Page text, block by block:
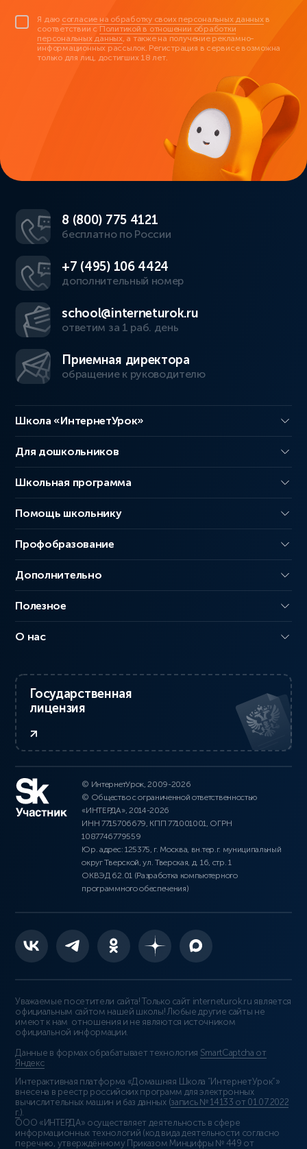
Я даю согласие на обработку своих персональных данныхв
соответствии с Политикой в отношении обработки
персональных данных, а также на получение рекламно-
информационных рассылок. Регистрация в сервисе возможна
только для лиц, достигших 18 лет.
8 (800) 775 4121
бесплатно по России
+7 (495) 106 4424
дополнительный номер
school@interneturok.ru
ответим за 1 раб. день
Приемная директора
обращение к руководителю
Школа «ИнтернетУрок»
Для дошкольников
Школьная программа
Помощь школьнику
Профобразование
Дополнительно
Полезное
О нас
Государственная
лицензия
© ИнтернетУрок, 2009-2026
© Общество с ограниченной ответственностью
«ИНТЕРДА», 2014-2026
ИНН 7715706679, КПП 771001001, ОГРН
1087746779559
Юр. адрес: 125375, г. Москва, вн.тер.г. муниципальный
округ Тверской, ул. Тверская, д. 16, стр. 1
ОКВЭД 62.01 (Разработка компьютерного
программного обеспечения)
Уважаемые посетители сайта! Только сайт interneturok.ru является
официальным сайтом нашей школы! Любые другие сайты не
имеют к нам отношения и не являются источником
официальной информации.
Данные в формах обрабатывает технология SmartCaptcha от
Яндекс
Интерактивная платформа «Домашняя Школа “ИнтернетУрок”»
внесена в реестр российских программ для электронных
вычислительных машин и баз данных (запись № 14133 от 01.07.2022
г.).
ООО «ИНТЕРДА» осуществляет деятельность в сфере
информационных технологий (код вида деятельности согласно
перечню, утверждённому Приказом Минцифры № 449 от